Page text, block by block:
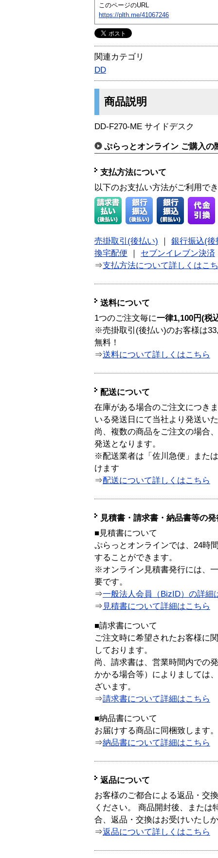
このページのURL
https://plth.me/41067246
関連カテゴリ
DD
商品説明
DD-F270-ME サイドデスク
ぷらっとオンライン ご購入の
支払方法について
以下のお支払い方法がご利用で
売掛取引(後払い)
銀行振込(後
換宅配便
セブンイレブン決済
⇒支払方法について詳しくはこ
送料について
1つのご注文毎に一律1,100円(税
※売掛取引(後払い)のお客様は
無料！
⇒送料について詳しくはこちら
配送について
在庫がある場合のご注文につき
いる発送日にて当社より発送い
尚、複数の商品をご注文の場合
発送となります。
※配送業者は「佐川急便」また
けます
⇒配送について詳しくはこちら
見積書・請求書・納品書等の
■見積書について
ぷらっとオンラインでは、24時
することができます。
※オンライン見積書発行には、
要です。
⇒一般法人会員（BizID）の詳細
⇒ 見積書について詳細はこちら
■請求書について
ご注文時に希望されたお客様に
しております。
尚、請求書は、営業時間内での
かかる場合等）によりましては
ざいます。
⇒請求書について詳細はこちら
■納品書について
お届けする商品に同梱致します。
⇒納品書について詳細はこちら
返品について
お客様のご都合による返品・交
ください。 商品開封後、または
合、返品・交換はお受けいたし
⇒返品について詳しくはこちら